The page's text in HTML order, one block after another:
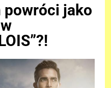
powróci jako